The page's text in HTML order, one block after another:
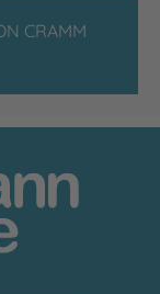
CRAMM